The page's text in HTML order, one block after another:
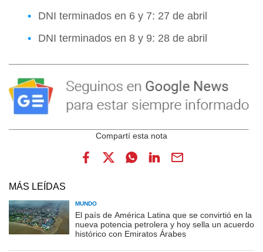
DNI terminados en 6 y 7: 27 de abril
DNI terminados en 8 y 9: 28 de abril
MÁS LEÍDAS
MUNDO
El país de América Latina que se convirtió en la
nueva potencia petrolera y hoy sella un acuerdo
histórico con Emiratos Árabes